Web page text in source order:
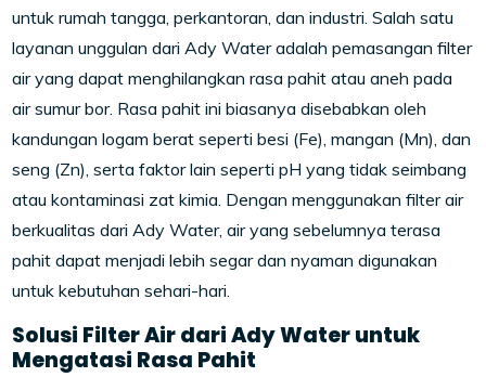
untuk rumah tangga, perkantoran, dan industri. Salah satu
layanan unggulan dari Ady Water adalah pemasangan filter
air yang dapat menghilangkan rasa pahit atau aneh pada
air sumur bor. Rasa pahit ini biasanya disebabkan oleh
kandungan logam berat seperti besi (Fe), mangan (Mn), dan
seng (Zn), serta faktor lain seperti pH yang tidak seimbang
atau kontaminasi zat kimia. Dengan menggunakan filter air
berkualitas dari Ady Water, air yang sebelumnya terasa
pahit dapat menjadi lebih segar dan nyaman digunakan
untuk kebutuhan sehari-hari.
Solusi Filter Air dari Ady Water untuk
Mengatasi Rasa Pahit